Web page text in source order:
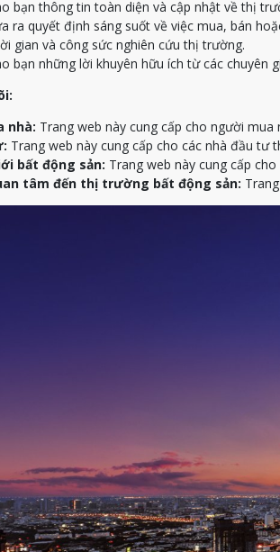
bạn thông tin toàn diện và cập nhật về thị
ra quyết định sáng suốt về việc mua, bán
gian và công sức nghiên cứu thị trường.
bạn những lời khuyên hữu ích từ các chuyên
nhà: Trang web này cung cấp cho người
Trang web này cung cấp cho các nhà đầu
bất động sản: Trang web này cung cấp
tâm đến thị trường bất động sản: